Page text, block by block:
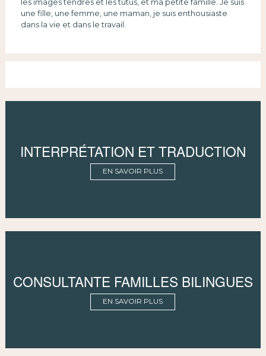
une fille, une femme, une maman, je suis enthousiaste
dans la vie et dans le travail.
INTERPRÉTATION ET TRADUCTION
EN SAVOIR PLUS
CONSULTANTE FAMILLES BILINGUES
EN SAVOIR PLUS